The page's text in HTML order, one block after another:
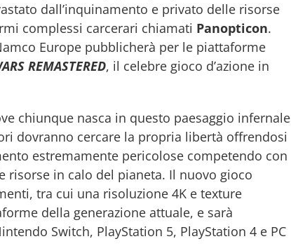
dall’inquinamento e privato delle risorse
complessi carcerari chiamati Panopticon.
Europe pubblicherà per le piattaforme
REMASTERED, il celebre gioco d’azione in
chiunque nasca in questo paesaggio infernale
dovranno cercare la propria libertà offrendosi
estremamente pericolose competendo con
risorse in calo del pianeta. Il nuovo gioco
tra cui una risoluzione 4K e texture
della generazione attuale, e sarà
Switch, PlayStation 5, PlayStation 4 e PC